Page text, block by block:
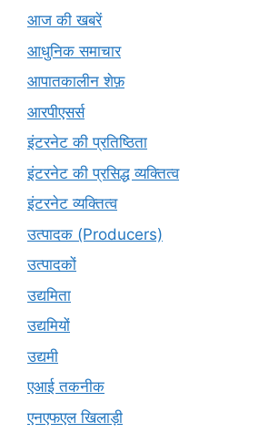
आज की खबरें
आधुनिक समाचार
आपातकालीन शेफ़
आरपीएसर्स
इंटरनेट की प्रतिष्ठिता
इंटरनेट की प्रसिद्ध व्यक्तित्व
इंटरनेट व्यक्तित्व
उत्पादक (Producers)
उत्पादकों
उद्यमिता
उद्यमियों
उद्यमी
एआई तकनीक
एनएफएल खिलाड़ी